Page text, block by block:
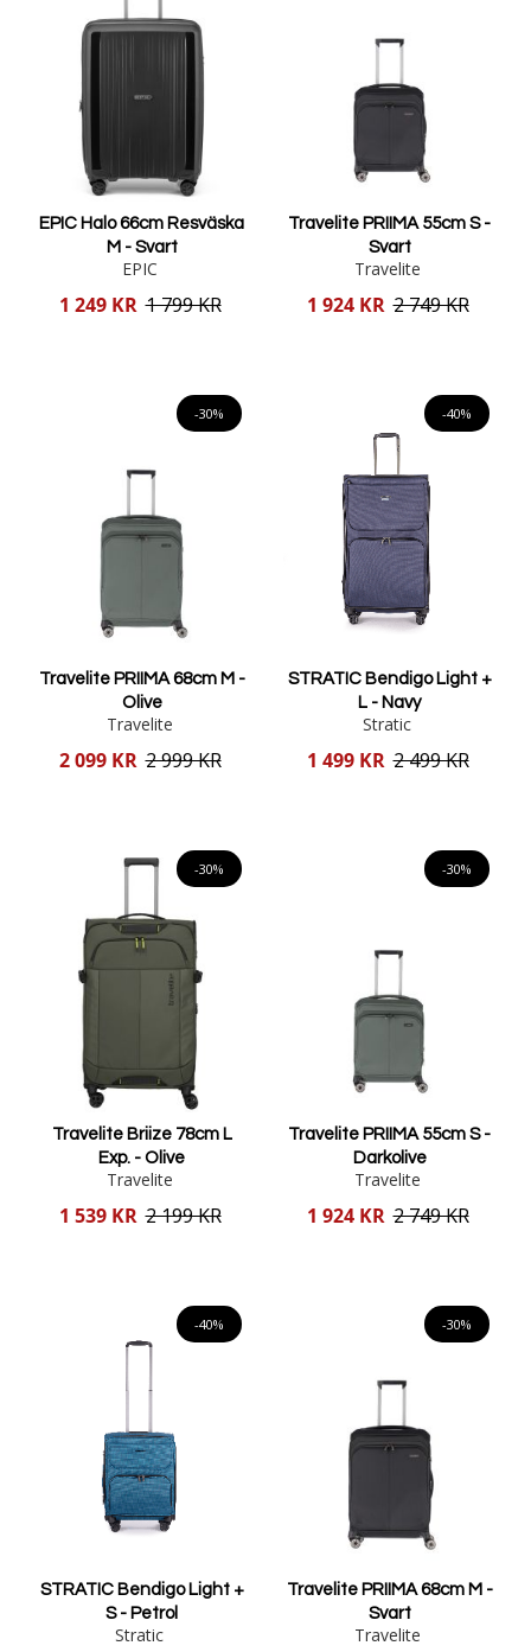
EPIC Halo 66cm Resväska
M - Svart
EPIC
Reducerat
1 249 KR 1 799 KR
Travelite PRIIMA 55cm S -
Svart
Travelite
Reducerat
1 924 KR 2 749 KR
-30%
Travelite PRIIMA 68cm M -
Olive
Travelite
Reducerat
2 099 KR 2 999 KR
-40%
STRATIC Bendigo Light +
L - Navy
Stratic
Reducerat
1 499 KR 2 499 KR
-30%
Travelite Briize 78cm L
Exp. - Olive
Travelite
Reducerat
1 539 KR 2 199 KR
-30%
Travelite PRIIMA 55cm S -
Darkolive
Travelite
Reducerat
1 924 KR 2 749 KR
-40%
STRATIC Bendigo Light +
S - Petrol
Stratic
-30%
Travelite PRIIMA 68cm M -
Svart
Travelite